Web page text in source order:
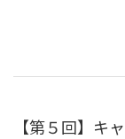
【第５回】